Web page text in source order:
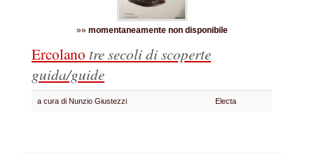
»» momentaneamente non disponibile
Ercolano tre secoli di scoperte
guida/guide
a cura di Nunzio Giustezzi Electa